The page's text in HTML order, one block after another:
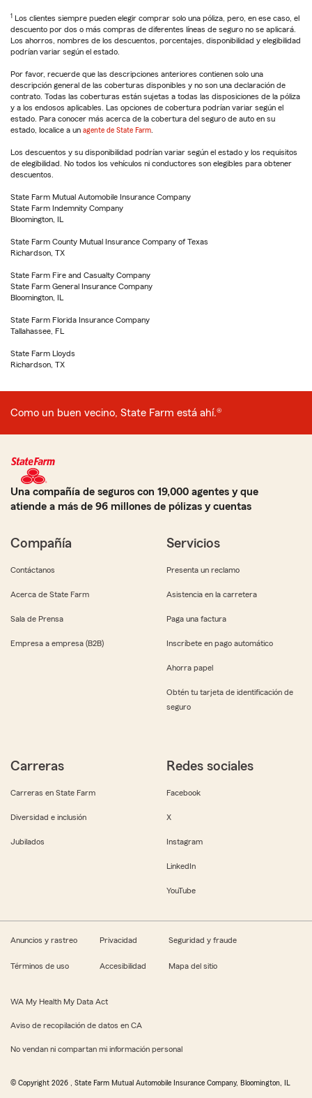
1 Los clientes siempre pueden elegir comprar solo una póliza, pero, en ese caso, el
descuento por dos o más compras de diferentes líneas de seguro no se aplicará.
Los ahorros, nombres de los descuentos, porcentajes, disponibilidad y elegibilidad
podrían variar según el estado.
Por favor, recuerde que las descripciones anteriores contienen solo una
descripción general de las coberturas disponibles y no son una declaración de
contrato. Todas las coberturas están sujetas a todas las disposiciones de la póliza
y a los endosos aplicables. Las opciones de cobertura podrían variar según el
estado. Para conocer más acerca de la cobertura del seguro de auto en su
estado, localice a un agente de State Farm
Los descuentos y su disponibilidad podrían variar según el estado y los requisitos
de elegibilidad. No todos los vehículos ni conductores son elegibles para obtener
descuentos.
State Farm Mutual Automobile Insurance Company
State Farm Indemnity Company
Bloomington, IL
State Farm County Mutual Insurance Company of Texas
Richardson, TX
State Farm Fire and Casualty Company
State Farm General Insurance Company
Bloomington, IL
State Farm Florida Insurance Company
Tallahassee, FL
State Farm Lloyds
Richardson, TX
Como un buen vecino, State Farm está ahí.®
Una compañía de seguros con 19,000 agentes y que
atiende a más de 96 millones de pólizas y cuentas
Compañía
Contáctanos
Acerca de State Farm
Sala de Prensa
Empresa a empresa (B2B)
Servicios
Presenta un reclamo
Asistencia en la carretera
Paga una factura
Inscríbete en pago automático
Ahorra papel
Obtén tu tarjeta de identificación de
seguro
Carreras
Carreras en State Farm
Diversidad e inclusión
Jubilados
Redes sociales
Facebook
X
Instagram
LinkedIn
YouTube
Anuncios y rastreo Privacidad Seguridad y fraude
Términos de uso Accesibilidad Mapa del sitio
WA My Health My Data Act
Aviso de recopilación de datos en CA
No vendan ni compartan mi información personal
© Copyright 2026 , State Farm Mutual Automobile Insurance Company, Bloomington, IL